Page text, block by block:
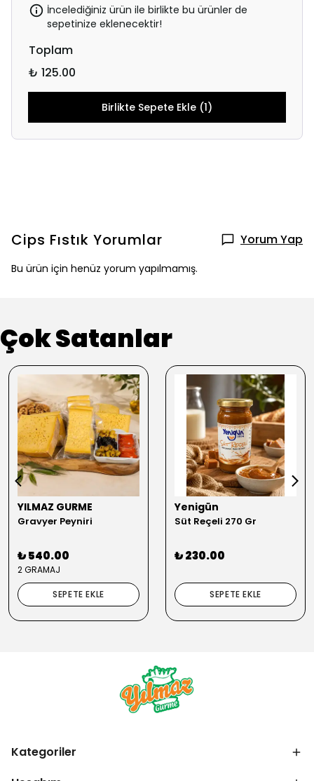
İncelediğiniz ürün ile birlikte bu ürünler de
sepetinize eklenecektir!
Toplam
₺ 125.00
Birlikte Sepete Ekle (1)
Cips Fıstık Yorumlar Yorum Yap
Bu ürün için henüz yorum yapılmamış.
Çok Satanlar
YILMAZ GURME
Gravyer Peyniri
₺ 540.00
2 GRAMAJ
SEPETE EKLE
Yenigün
Süt Reçeli 270 Gr
₺ 230.00
SEPETE EKLE
Kategoriler